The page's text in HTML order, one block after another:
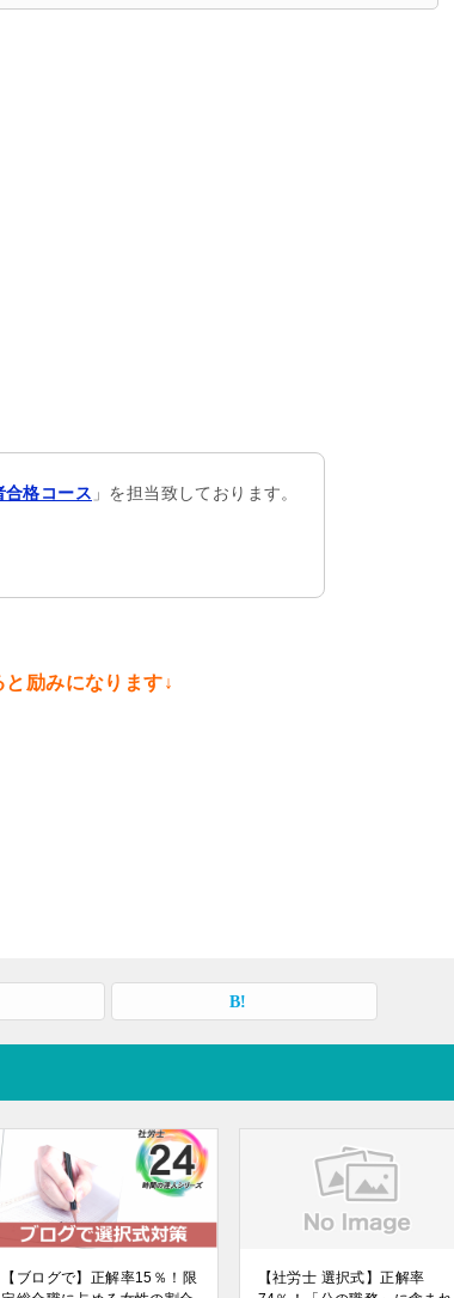
合格コース 」を担当致しております。
励みになります↓
【ブログで】正解率15％！限
【社労士 選択式】正解率